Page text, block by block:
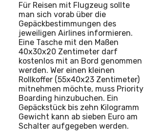
Für Reisen mit Flugzeug sollte
man sich vorab über die
Gepäckbestimmungen des
jeweiligen Airlines informieren.
Eine Tasche mit den Maßen
40x30x20 Zentimeter darf
kostenlos mit an Bord genommen
werden. Wer einen kleinen
Rollkoffer (55x40x23 Zentimeter)
mitnehmen möchte, muss Priority
Boarding hinzubuchen. Ein
Gepäckstück bis zehn Kilogramm
Gewicht kann ab sieben Euro am
Schalter aufgegeben werden.